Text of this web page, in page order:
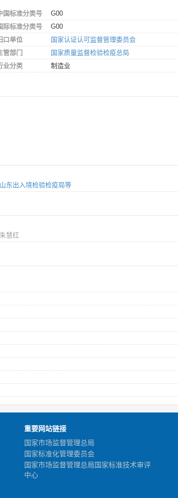
国标准分类号
G00
际标准分类号
G00
口单位
国家认证认可监督管理委员会
管部门
国家质量监督检验检疫总局
业分类
制造业
山东出入境检验检疫局等
朱慧红
重要网站链接
国家市场监督管理总局
国家标准化管理委员会
国家市场监督管理总局国家标准技术审评
中心